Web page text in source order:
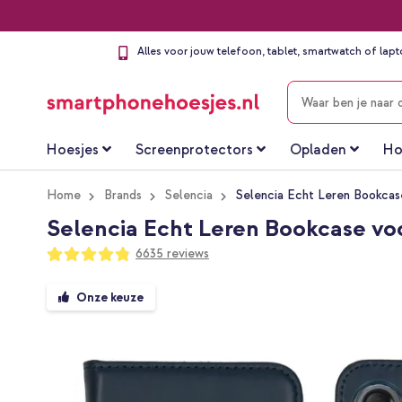
Alles voor jouw telefoon, tablet, smartwatch of
ZOEKEN
Hoesjes Screenprotectors Opladen
Home Brands Selencia Selencia Echt Leren
Selencia Echt Leren Bookcase
Waardering:
96
100
6635 reviews
naar
afbeeldingen-
Onze keuze